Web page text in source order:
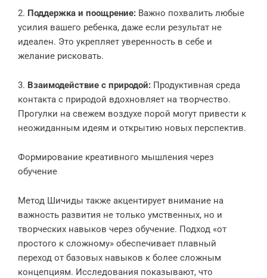
2. Поддержка и поощрение: Важно похвалить любые
усилия вашего ребенка, даже если результат не
идеален. Это укрепляет уверенность в себе и
желание рисковать.
3. Взаимодействие с природой: Продуктивная среда
контакта с природой вдохновляет на творчество.
Прогулки на свежем воздухе порой могут привести к
неожиданным идеям и открытию новых перспектив.
Формирование креативного мышления через
обучение
Метод Шичиды также акцентирует внимание на
важность развития не только умственных, но и
творческих навыков через обучение. Подход «от
простого к сложному» обеспечивает плавный
переход от базовых навыков к более сложным
концепциям. Исследования показывают, что